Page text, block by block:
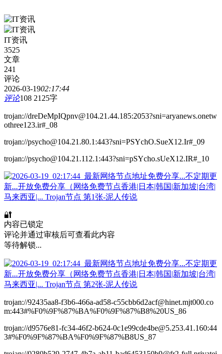
IT资讯
3525
文章
241
评论
2026-03-1902:17:44
评论108 2125字
trojan://dreDeMpIQpnv@104.21.44.185:2053?sni=aryanews.onetw
othree123.ir#_08
trojan://psycho@104.21.80.1:443?sni=PSYchO.SueX12.Ir#_09
trojan://psycho@104.21.112.1:443?sni=pSYcho.sUeX12.IR#_10
🔐
内容已锁定
评论并通过审核后可查看此内容
等待解锁...
trojan://92435aa8-f3b6-466a-ad58-c55cbb6d2acf@hinet.mjt000.co
m:443#%F0%9F%87%BA%F0%9F%87%B8%20US_86
trojan://d9576e81-fc34-46f2-b624-0c1e99cde4be@5.253.41.160:44
3#%F0%9F%87%BA%F0%9F%87%B8US_87